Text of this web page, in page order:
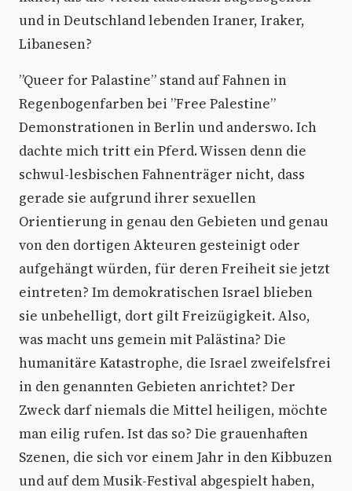
und in Deutschland lebenden Iraner, Iraker,
Libanesen?
”Queer for Palastine” stand auf Fahnen in
Regenbogenfarben bei ”Free Palestine”
Demonstrationen in Berlin und anderswo. Ich
dachte mich tritt ein Pferd. Wissen denn die
schwul-lesbischen Fahnenträger nicht, dass
gerade sie aufgrund ihrer sexuellen
Orientierung in genau den Gebieten und genau
von den dortigen Akteuren gesteinigt oder
aufgehängt würden, für deren Freiheit sie jetzt
eintreten? Im demokratischen Israel blieben
sie unbehelligt, dort gilt Freizügigkeit. Also,
was macht uns gemein mit Palästina? Die
humanitäre Katastrophe, die Israel zweifelsfrei
in den genannten Gebieten anrichtet? Der
Zweck darf niemals die Mittel heiligen, möchte
man eilig rufen. Ist das so? Die grauenhaften
Szenen, die sich vor einem Jahr in den Kibbuzen
und auf dem Musik-Festival abgespielt haben,